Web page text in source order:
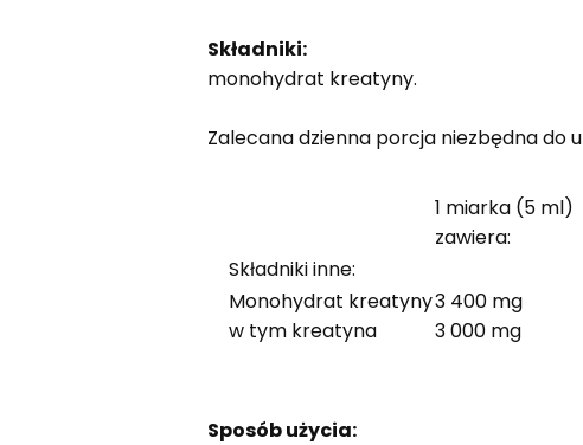
Składniki:
monohydrat kreatyny.
Zalecana dzienna porcja niezbędna do
1 miarka (5 ml)
zawiera:
Składniki inne:
Monohydrat kreatyny
w tym kreatyna
3 400 mg
3 000 mg
Sposób użycia: